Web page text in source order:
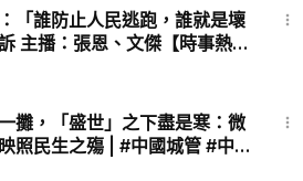
「誰防止人民逃跑，誰就是壞
主播：張恩、文傑【時事熱
攤，「盛世」之下盡是寒：微
照民生之殤 | #中國城管 #中國
#信息封鎖 #貧富差距 #小本經